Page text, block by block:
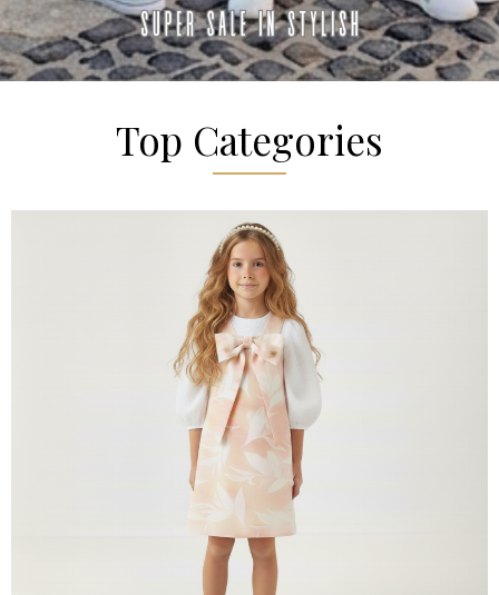
Top Categories